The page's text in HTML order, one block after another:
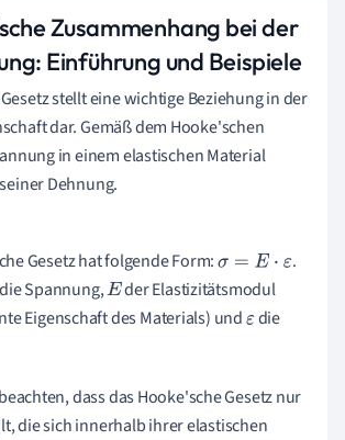
Zusammenhang bei der
Einführung und Beispiele
stellt eine wichtige Beziehung in der
dar. Gemäß dem Hooke'schen
in einem elastischen Material
Dehnung.
Gesetz hat folgende Form:σ=E⋅ ε
.
die Spannung,E der Elastizitätsmodul
Eigenschaft des Materials) undεdie
dass das Hooke'sche Gesetz nur
die sich innerhalb ihrer elastischen